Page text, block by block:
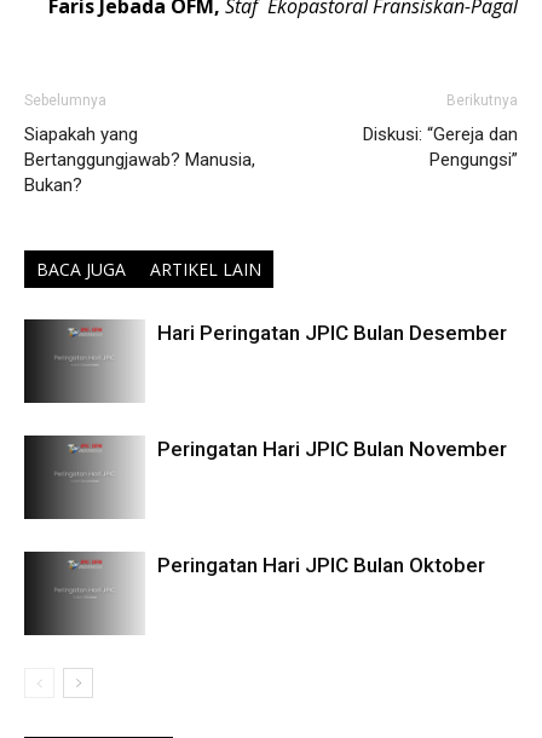
Faris Jebada OFM, Staf Ekopastoral Fransiskan-Pagal
Sebelumnya
Siapakah yang
Bertanggungjawab? Manusia,
Bukan?
Berikutnya
Diskusi: “Gereja dan
Pengungsi”
BACA JUGA ARTIKEL LAIN
Hari Peringatan JPIC Bulan Desember
Peringatan Hari JPIC Bulan November
Peringatan Hari JPIC Bulan Oktober